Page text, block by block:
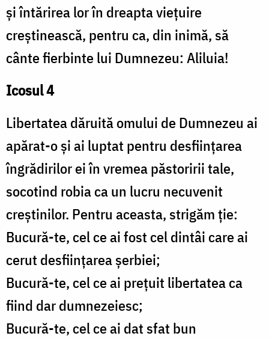
şi întărirea lor în dreapta vieţuire
creştinească, pentru ca, din inimă, să
cânte fierbinte lui Dumnezeu: Aliluia!
Icosul 4
Libertatea dăruită omului de Dumnezeu ai
apărat-o şi ai luptat pentru desfiinţarea
îngrădirilor ei în vremea păstoririi tale,
socotind robia ca un lucru necuvenit
creştinilor. Pentru aceasta, strigăm ţie:
Bucură-te, cel ce ai fost cel dintâi care ai
cerut desfiinţarea şerbiei;
Bucură-te, cel ce ai preţuit libertatea ca
fiind dar dumnezeiesc;
Bucură-te, cel ce ai dat sfat bun